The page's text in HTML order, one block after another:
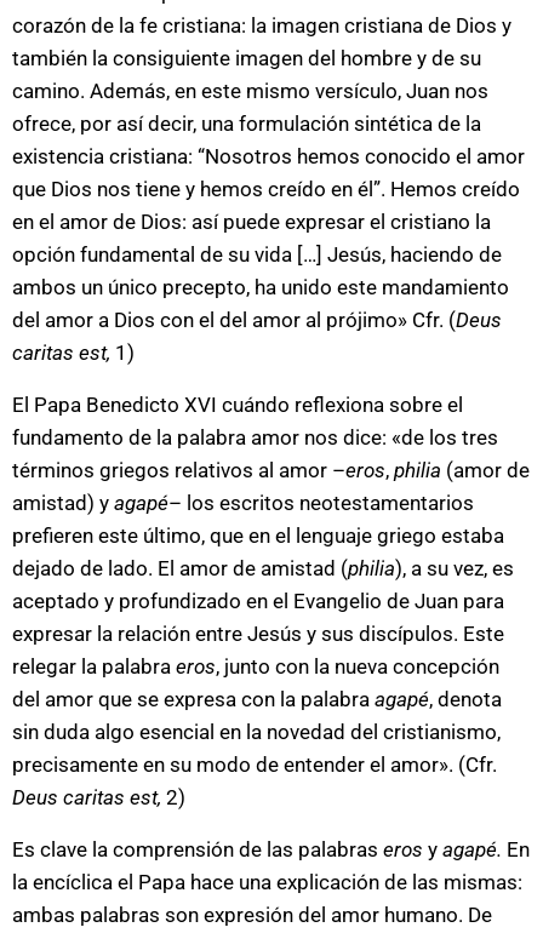
corazón de la fe cristiana: la imagen cristiana de Dios y
también la consiguiente imagen del hombre y de su
camino. Además, en este mismo versículo, Juan nos
ofrece, por así decir, una formulación sintética de la
existencia cristiana: “Nosotros hemos conocido el amor
que Dios nos tiene y hemos creído en él”. Hemos creído
en el amor de Dios: así puede expresar el cristiano la
opción fundamental de su vida […] Jesús, haciendo de
ambos un único precepto, ha unido este mandamiento
del amor a Dios con el del amor al prójimo» Cfr. (Deus
caritas est, 1)
El Papa Benedicto XVI cuándo reflexiona sobre el
fundamento de la palabra amor nos dice: «de los tres
términos griegos relativos al amor –eros, philia (amor de
amistad) y agapé– los escritos neotestamentarios
prefieren este último, que en el lenguaje griego estaba
dejado de lado. El amor de amistad (philia), a su vez, es
aceptado y profundizado en el Evangelio de Juan para
expresar la relación entre Jesús y sus discípulos. Este
relegar la palabra eros, junto con la nueva concepción
del amor que se expresa con la palabra agapé, denota
sin duda algo esencial en la novedad del cristianismo,
precisamente en su modo de entender el amor». (Cfr.
Deus caritas est, 2)
Es clave la comprensión de las palabras eros y agapé. En
la encíclica el Papa hace una explicación de las mismas:
ambas palabras son expresión del amor humano. De